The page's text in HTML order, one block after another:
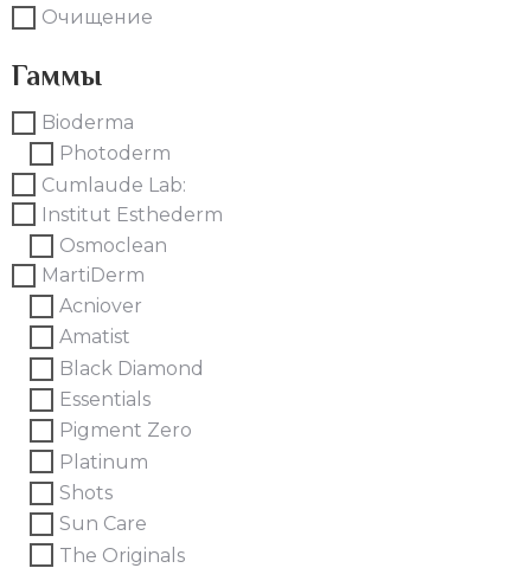
Очищение
Гаммы
Bioderma
Photoderm
Cumlaude Lab:
Institut Esthederm
Osmoclean
MartiDerm
Acniover
Amatist
Black Diamond
Essentials
Pigment Zero
Platinum
Shots
Sun Care
The Originals